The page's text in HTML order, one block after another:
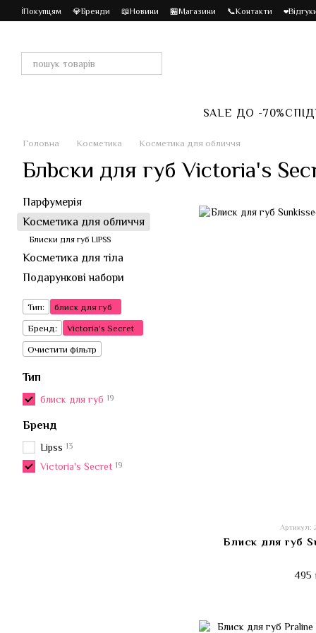
Перейти до основного контенту
ℹ️Покупцям 💎Бренди 📖Новини 🏪Магазини 📞Контакти
SALE ДО -70%
Головна Косметика Косметика для обличчя
Блbски для губ Victoria's
Артикул:
Блиск для губ
495
Парфумерія
Косметика для обличчя
Блиски для губ LIPSS
Косметика для тіла
Подарункові набори
Тип:
блиск для губ
Бренд:
Victoria's Secret
Очистити фільтр
Тип
блиск для губ 19
Бренд
Lipss 13
Victoria's Secret 19